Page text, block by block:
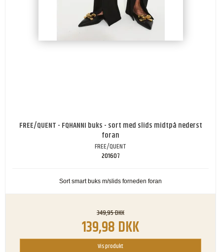
FREE/QUENT - FQHANNI buks - sort med slids midtpå nederst
foran
FREE/QUENT
201607
Sort smart buks m/slids forneden foran
349,95 DKK
139,98 DKK
Vis produkt